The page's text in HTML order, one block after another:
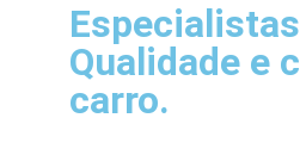
Qualidade e
carro.